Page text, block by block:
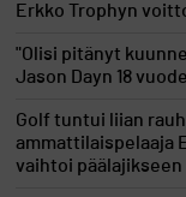
Erkko Trophyn
"Olisi pitänyt
Jason Dayn 18
Golf tuntui liian
ammattilaispelaaja
vaihtoi